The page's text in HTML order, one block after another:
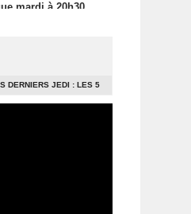
mardi à 20h30
DERNIERS JEDI : LES 5
5 SECRETS QUI VOUS